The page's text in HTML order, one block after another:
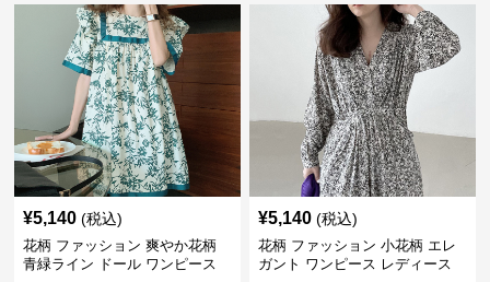
¥5,140 (税込)
花柄 ファッション 爽やか花柄
青緑ライン ドール ワンピース
¥5,140 (税込)
花柄 ファッション 小花柄 エレ
ガント ワンピース レディース